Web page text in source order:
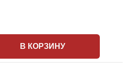
В КОРЗИНУ